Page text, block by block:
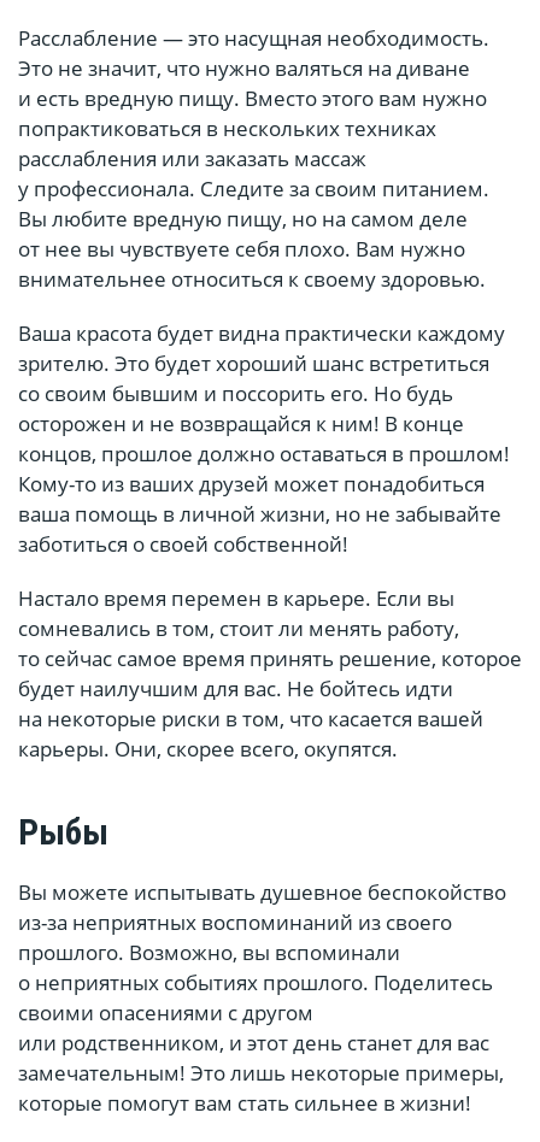
Расслабление — это насущная необходимость.
Это не значит, что нужно валяться на диване
и есть вредную пищу. Вместо этого вам нужно
попрактиковаться в нескольких техниках
расслабления или заказать массаж
у профессионала. Следите за своим питанием.
Вы любите вредную пищу, но на самом деле
от нее вы чувствуете себя плохо. Вам нужно
внимательнее относиться к своему здоровью.
Ваша красота будет видна практически каждому
зрителю. Это будет хороший шанс встретиться
со своим бывшим и поссорить его. Но будь
осторожен и не возвращайся к ним! В конце
концов, прошлое должно оставаться в прошлом!
Кому-то из ваших друзей может понадобиться
ваша помощь в личной жизни, но не забывайте
заботиться о своей собственной!⠀
Настало время перемен в карьере. Если вы
сомневались в том, стоит ли менять работу,
то сейчас самое время принять решение, которое
будет наилучшим для вас. Не бойтесь идти
на некоторые риски в том, что касается вашей
карьеры. Они, скорее всего, окупятся.
Рыбы
Вы можете испытывать душевное беспокойство
из-за неприятных воспоминаний из своего
прошлого. Возможно, вы вспоминали
о неприятных событиях прошлого. Поделитесь
своими опасениями с другом
или родственником, и этот день станет для вас
замечательным! Это лишь некоторые примеры,
которые помогут вам стать сильнее в жизни!